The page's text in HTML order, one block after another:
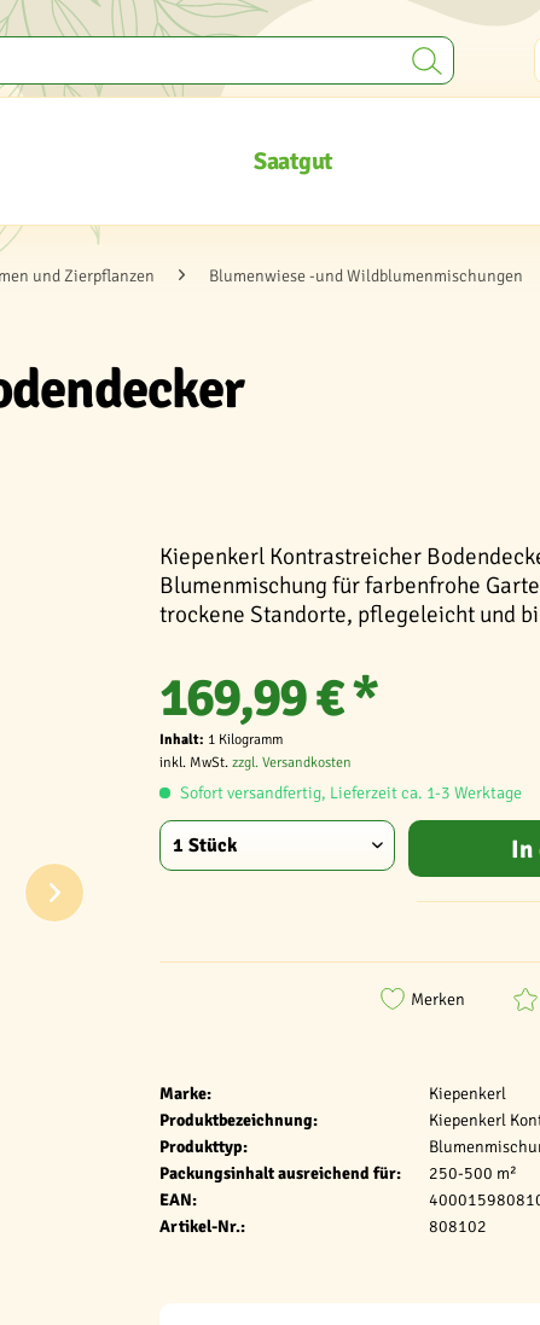
Saatgut
und Zierpflanzen Blumenwiese -und Wildblumenmischungen
Kiepenkerl Kontrastreicher
Blumenmischung für farbenfrohe
trockene Standorte, pflegeleicht und
Marke:
Kiepenkerl
Produktbezeichnung:
Kiepenkerl
Produkttyp:
Packungsinhalt ausreichend für:
250-500 m²
EAN:
Artikel-Nr.:
808102
169,99 € *
Inhalt: 1 Kilogramm
inkl. MwSt. zzgl. Versandkosten
Sofort versandfertig, Lieferzeit ca. 1-3 Werktage
In
Merken